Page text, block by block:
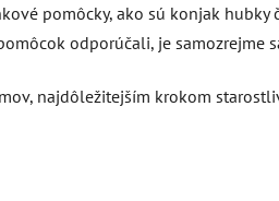
pomôcky, ako sú konjak
odporúčali, je samozrejme
najdôležitejším krokom